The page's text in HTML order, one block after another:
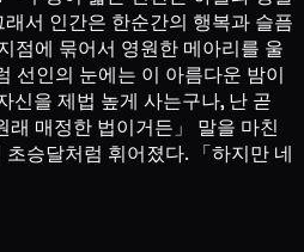
서 인간은 한순간의 행복과 슬픔
점에 묶어서 영원한 메아리를 울
선인의 눈에는 이 아름다운 밤이
신을 제법 높게 사는구나, 난 곧
래 매정한 법이거든」 말을 마친
승달처럼 휘어졌다. 「하지만 네